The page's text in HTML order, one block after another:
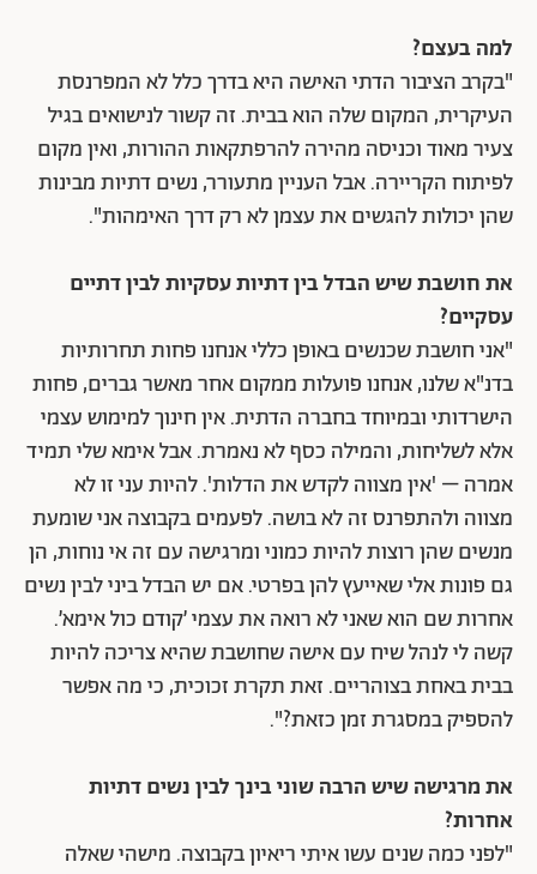
למה בעצם?
"בקרב הציבור הדתי האישה היא בדרך כלל לא המפרנסת
העיקרית, המקום שלה הוא בבית. זה קשור לנישואים בגיל
צעיר מאוד וכניסה מהירה להרפתקאות ההורות, ואין מקום
לפיתוח הקריירה. אבל העניין מתעורר, נשים דתיות מבינות
שהן יכולות להגשים את עצמן לא רק דרך האימהות".
את חושבת שיש הבדל בין דתיות עסקיות לבין דתיים
עסקיים?
"אני חושבת שכנשים באופן כללי אנחנו פחות תחרותיות
בדנ"א שלנו, אנחנו פועלות ממקום אחר מאשר גברים, פחות
הישרדותי ובמיוחד בחברה הדתית. אין חינוך למימוש עצמי
אלא לשליחות, והמילה כסף לא נאמרת. אבל אימא שלי תמיד
אמרה – 'אין מצווה לקדש את הדלות'. להיות עני זו לא
מצווה ולהתפרנס זה לא בושה. לפעמים בקבוצה אני שומעת
מנשים שהן רוצות להיות כמוני ומרגישה עם זה אי נוחות, הן
גם פונות אלי שאייעץ להן בפרטי. אם יש הבדל ביני לבין נשים
אחרות שם הוא שאני לא רואה את עצמי ׳קודם כול אימא׳.
קשה לי לנהל שיח עם אישה שחושבת שהיא צריכה להיות
בבית באחת בצוהריים. זאת תקרת זכוכית, כי מה אפשר
להספיק במסגרת זמן כזאת?".
את מרגישה שיש הרבה שוני בינך לבין נשים דתיות
אחרות?
"לפני כמה שנים עשו איתי ריאיון בקבוצה. מישהי שאלה